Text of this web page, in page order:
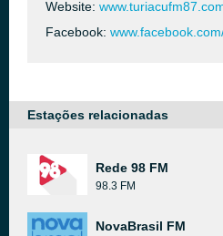
Website:
Facebook:
Estações relacionadas
Rede 98 FM
98.3 FM
NovaBrasil FM